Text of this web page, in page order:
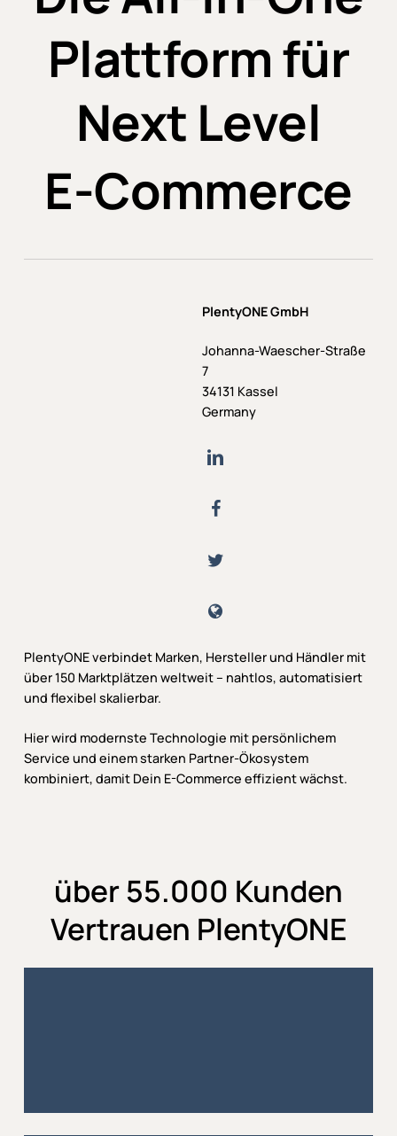
Plattform für
Next Level
E-Commerce
PlentyONE GmbH
Johanna-Waescher-Straße
7
34131 Kassel
Germany
PlentyONE verbindet Marken, Hersteller und Händler mit
über 150 Marktplätzen weltweit – nahtlos, automatisiert
und flexibel skalierbar.
Hier wird modernste Technologie mit persönlichem
Service und einem starken Partner-Ökosystem
kombiniert, damit Dein E-Commerce effizient wächst.
über 55.000 Kunden
Vertrauen PlentyONE